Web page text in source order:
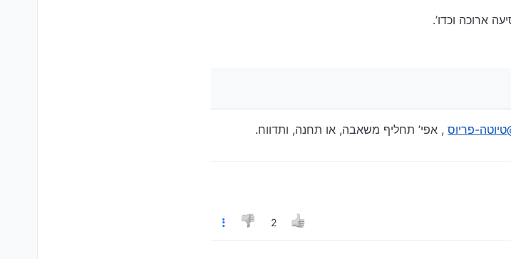
ארוכה וכדו’.
פריוס , אפי’ תחליף משאבה, או תחנה, ותדווח.
2